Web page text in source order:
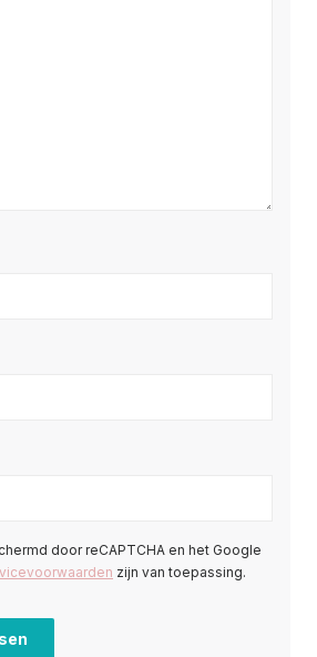
door reCAPTCHA en het Google
zijn van toepassing.